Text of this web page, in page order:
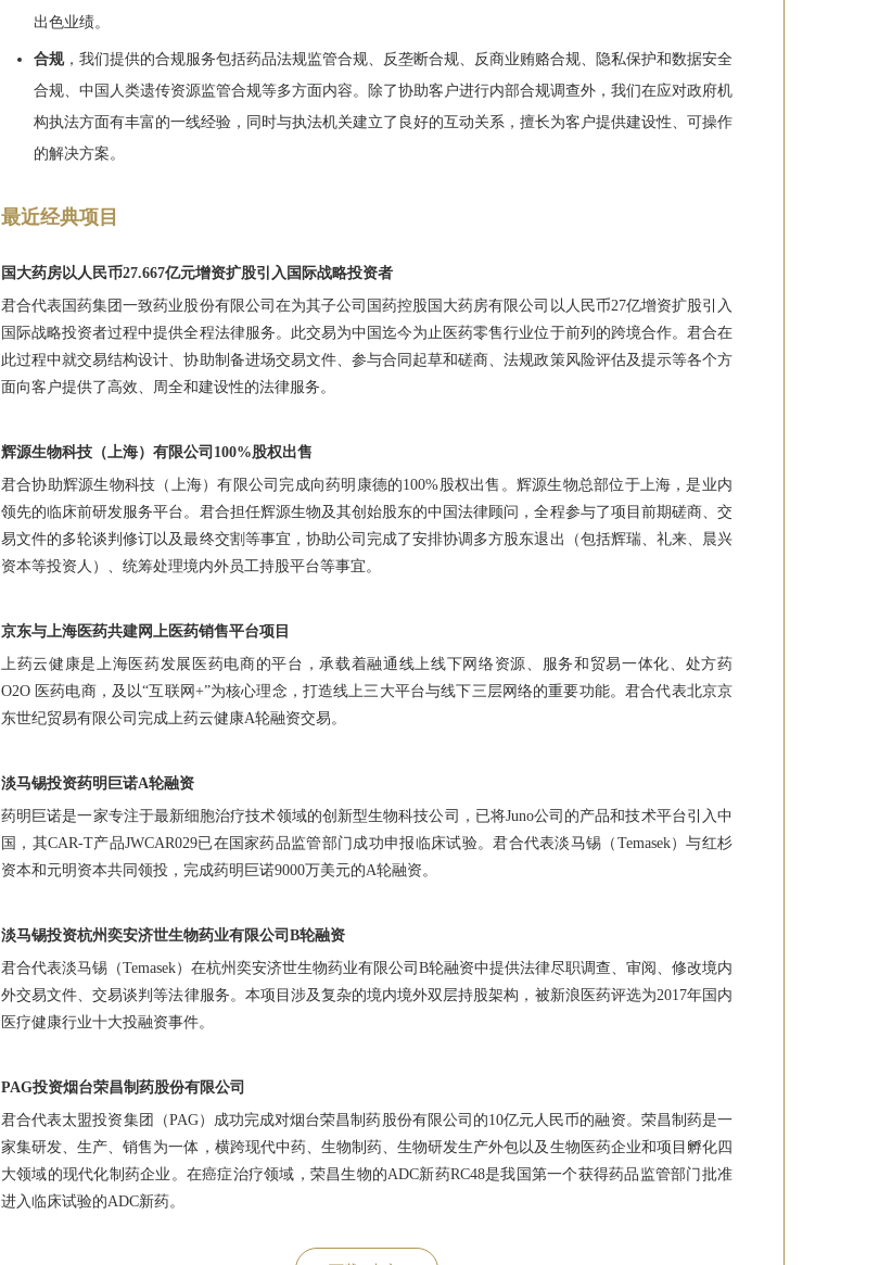
出色业绩。
合规，我们提供的合规服务包括药品法规监管合规、反垄断合规、反商业贿赂合规、隐私保护和数据安全
合规、中国人类遗传资源监管合规等多方面内容。除了协助客户进行内部合规调查外，我们在应对政府机
构执法方面有丰富的一线经验，同时与执法机关建立了良好的互动关系，擅长为客户提供建设性、可操作
的解决方案。
最近经典项目
国大药房以人民币27.667亿元增资扩股引入国际战略投资者
君合代表国药集团一致药业股份有限公司在为其子公司国药控股国大药房有限公司以人民币27亿增资扩股引入
国际战略投资者过程中提供全程法律服务。此交易为中国迄今为止医药零售行业位于前列的跨境合作。君合在
此过程中就交易结构设计、协助制备进场交易文件、参与合同起草和磋商、法规政策风险评估及提示等各个方
面向客户提供了高效、周全和建设性的法律服务。
辉源生物科技（上海）有限公司100%股权出售
君合协助辉源生物科技（上海）有限公司完成向药明康德的100%股权出售。辉源生物总部位于上海，是业内
领先的临床前研发服务平台。君合担任辉源生物及其创始股东的中国法律顾问，全程参与了项目前期磋商、交
易文件的多轮谈判修订以及最终交割等事宜，协助公司完成了安排协调多方股东退出（包括辉瑞、礼来、晨兴
资本等投资人）、统筹处理境内外员工持股平台等事宜。
京东与上海医药共建网上医药销售平台项目
上药云健康是上海医药发展医药电商的平台，承载着融通线上线下网络资源、服务和贸易一体化、处方药
O2O 医药电商，及以“互联网+”为核心理念，打造线上三大平台与线下三层网络的重要功能。君合代表北京京
东世纪贸易有限公司完成上药云健康A轮融资交易。
淡马锡投资药明巨诺A轮融资
药明巨诺是一家专注于最新细胞治疗技术领域的创新型生物科技公司，已将Juno公司的产品和技术平台引入中
国，其CAR-T产品JWCAR029已在国家药品监管部门成功申报临床试验。君合代表淡马锡（Temasek）与红杉
资本和元明资本共同领投，完成药明巨诺9000万美元的A轮融资。
淡马锡投资杭州奕安济世生物药业有限公司B轮融资
君合代表淡马锡（Temasek）在杭州奕安济世生物药业有限公司B轮融资中提供法律尽职调查、审阅、修改境内
外交易文件、交易谈判等法律服务。本项目涉及复杂的境内境外双层持股架构，被新浪医药评选为2017年国内
医疗健康行业十大投融资事件。
PAG投资烟台荣昌制药股份有限公司
君合代表太盟投资集团（PAG）成功完成对烟台荣昌制药股份有限公司的10亿元人民币的融资。荣昌制药是一
家集研发、生产、销售为一体，横跨现代中药、生物制药、生物研发生产外包以及生物医药企业和项目孵化四
大领域的现代化制药企业。在癌症治疗领域，荣昌生物的ADC新药RC48是我国第一个获得药品监管部门批准
进入临床试验的ADC新药。